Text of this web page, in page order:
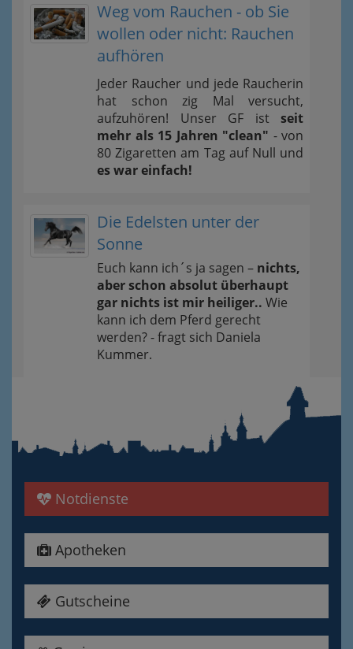
Weg vom Rauchen - ob Sie
wollen oder nicht: Rauchen
aufhören
Jeder Raucher und jede Raucherin
hat schon zig Mal versucht,
aufzuhören! Unser GF ist seit
mehr als 15 Jahren "clean" - von
80 Zigaretten am Tag auf Null und
es war einfach!
Die Edelsten unter der
Sonne
Euch kann ich´s ja sagen – nichts,
aber schon absolut überhaupt
gar nichts ist mir heiliger.. Wie
kann ich dem Pferd gerecht
werden? - fragt sich Daniela
Kummer.
Notdienste
Apotheken
Gutscheine